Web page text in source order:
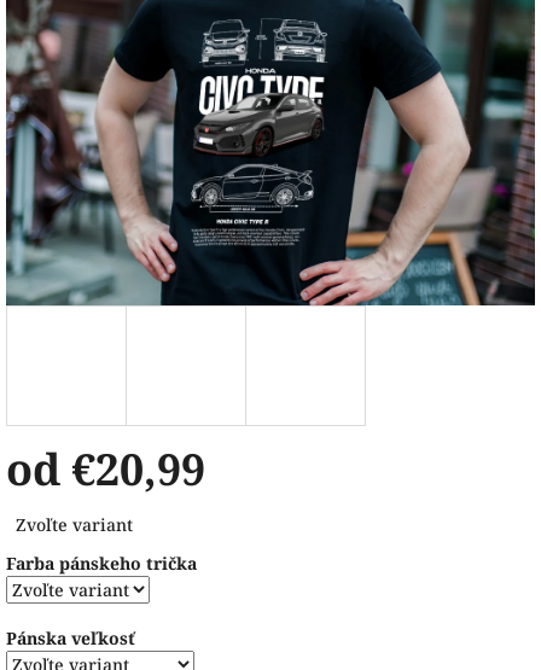
od €20,99
cena:
Zvoľte variant
Farba pánskeho trička
Pánska veľkosť